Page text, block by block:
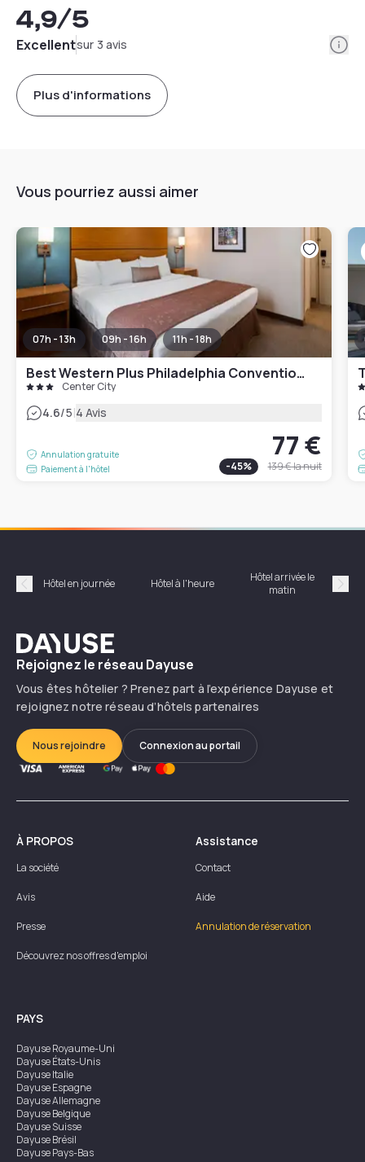
4,9/5
Excellentsur 3 avis
Plus d'informations
Vous pourriez aussi aimer
07h - 13h 09h - 16h 11h - 18h
Best Western Plus Philadelphia Convention Center Hotel
Center City
4.6/5|4 Avis
Annulation gratuite
Paiement à l'hôtel
77 €
-45% 139 €la nuit
Précédent
Hôtel en journée Hôtel à l'heure
Hôtel arrivée le
matin
Dayuse
Rejoignez le réseau Dayuse
Vous êtes hôtelier ? Prenez part à l’expérience Dayuse et
rejoignez notre réseau d’hôtels partenaires
Nous rejoindre Connexion au portail
À PROPOS
La société
Avis
Presse
Découvrez nos offres d'emploi
Assistance
Contact
Aide
Annulation de réservation
PAYS
DayuseRoyaume-Uni
DayuseÉtats-Unis
DayuseItalie
DayuseEspagne
DayuseAllemagne
DayuseBelgique
DayuseSuisse
DayuseBrésil
DayusePays-Bas